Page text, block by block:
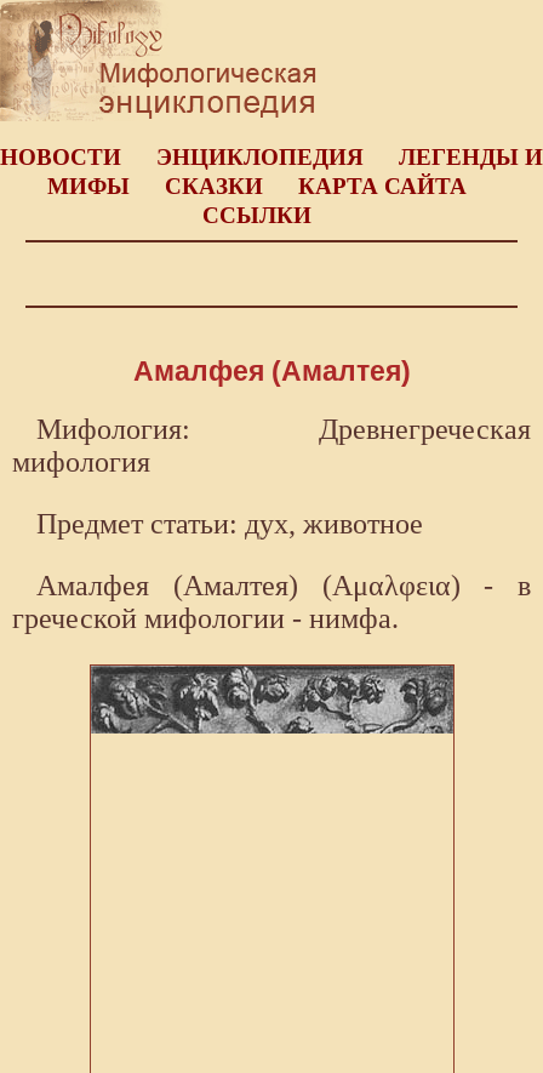
НОВОСТИ ЭНЦИКЛОПЕДИЯ
ЛЕГЕНДЫ И
МИФЫ
СКАЗКИ
КАРТА САЙТА
ССЫЛКИ
Амалфея (Амалтея)
Мифология: Древнегреческая
мифология
Предмет статьи: дух, животное
Амалфея (Амалтея) (Αμαλφεια) - в
греческой мифологии - нимфа.